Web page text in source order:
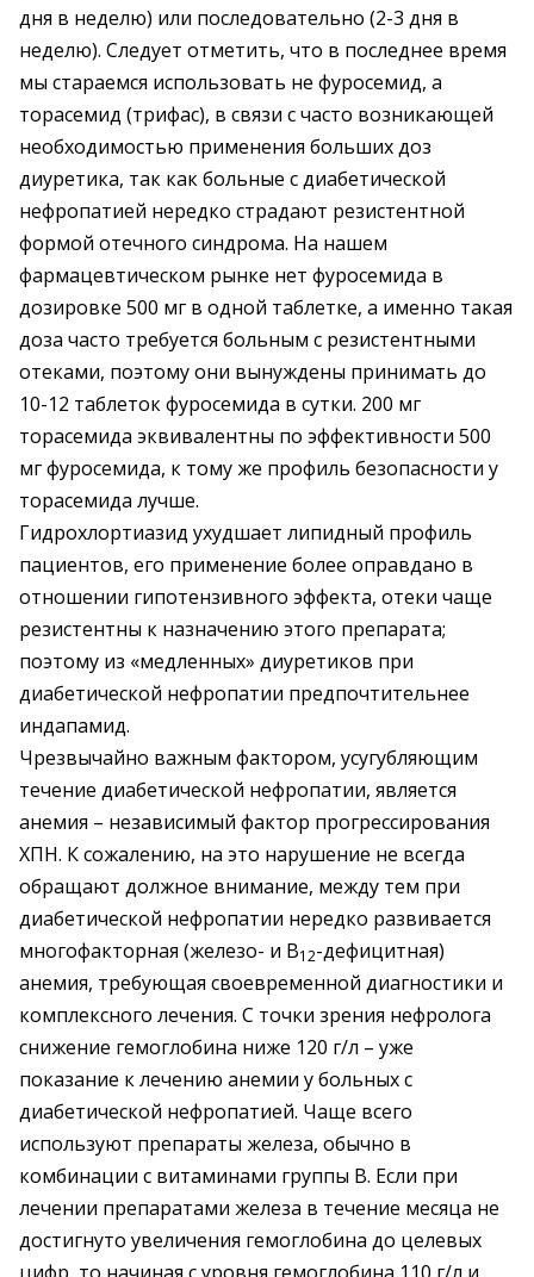
дня в неделю) или последовательно (2-3 дня в
неделю). Следует отметить, что в последнее время
мы стараемся использовать не фуросемид, а
торасемид (трифас), в связи с часто возникающей
необходимостью применения больших доз
диуретика, так как больные с диабетической
нефропатией нередко страдают резистентной
формой отечного синдрома. На нашем
фармацевтическом рынке нет фуросемида в
дозировке 500 мг в одной таблетке, а именно такая
доза часто требуется больным с резистентными
отеками, поэтому они вынуждены принимать до
10-12 таблеток фуросемида в сутки. 200 мг
торасемида эквивалентны по эффективности 500
мг фуросемида, к тому же профиль безопасности у
торасемида лучше.
Гидрохлортиазид ухудшает липидный профиль
пациентов, его применение более оправдано в
отношении гипотензивного эффекта, отеки чаще
резистентны к назначению этого препарата;
поэтому из «медленных» диуретиков при
диабетической нефропатии предпочтительнее
индапамид.
Чрезвычайно важным фактором, усугубляющим
течение диабетической нефропатии, является
анемия – независимый фактор прогрессирования
ХПН. К сожалению, на это нарушение не всегда
обращают должное внимание, между тем при
диабетической нефропатии нередко развивается
многофакторная (железо- и В12-дефицитная)
анемия, требующая своевременной диагностики и
комплексного лечения. С точки зрения нефролога
снижение гемоглобина ниже 120 г/л – уже
показание к лечению анемии у больных с
диабетической нефропатией. Чаще всего
используют препараты железа, обычно в
комбинации с витаминами группы В. Если при
лечении препаратами железа в течение месяца не
достигнуто увеличения гемоглобина до целевых